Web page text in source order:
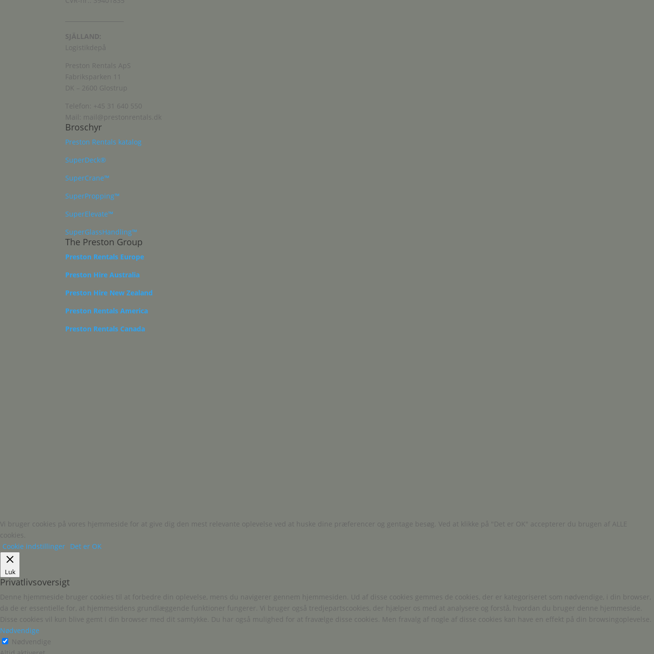
SJÄLLAND:
Logistikdepå
Preston Rentals ApS
Fabriksparken 11
DK – 2600 Glostrup
Telefon: +45 31 640 550
Mail: mail@prestonrentals.dk
Broschyr
Preston Rentals katalog
SuperDeck®
SuperCrane™
SuperPropping™
SuperElevate™
SuperGlassHandling™
The Preston Group
Preston Rentals Europe
Preston Hire Australia
Preston Hire New Zealand
Preston Rentals America
Preston Rentals Canada
Vi bruger cookies på vores hjemmeside for at give dig den mest relevante oplevelse ved at huske dine præferencer og gentage besøg. Ved at klikke på "Det er OK" accepterer du brugen af ALLE
cookies.
Cookie indstillinger Det er OK
Luk
Privatlivsoversigt
Denne hjemmeside bruger cookies til at forbedre din oplevelse, mens du navigerer gennem hjemmesiden. Ud af disse cookies gemmes de cookies, der er kategoriseret som nødvendige, i din browser,
da de er essentielle for, at hjemmesidens grundlæggende funktioner fungerer. Vi bruger også tredjepartscookies, der hjælper os med at analysere og forstå, hvordan du bruger denne hjemmeside.
Disse cookies vil kun blive gemt i din browser med dit samtykke. Du har også mulighed for at fravælge disse cookies. Men fravalg af nogle af disse cookies kan have en effekt på din browsingoplevelse.
Nødvendige
Nødvendige